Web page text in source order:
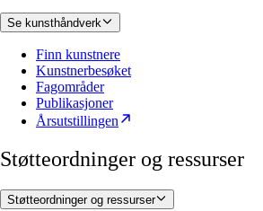
Se kunsthåndverk
Finn kunstnere
Kunstnerbesøket
Fagområder
Publikasjoner
Årsutstillingen
Støtteordninger og ressurser
Støtteordninger og ressurser